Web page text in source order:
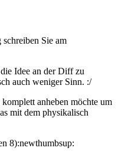
Sie am
Idee an der Diff zu
auch weniger Sinn. :/
anheben möchte um
mit dem physikalisch
8):newthumbsup: